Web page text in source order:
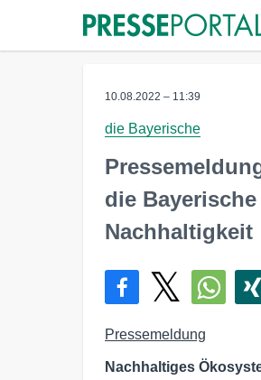
10.08.2022 – 11:39
die Bayerische
die
Nachhaltigkeit
Pressemeldung
Nachhaltiges